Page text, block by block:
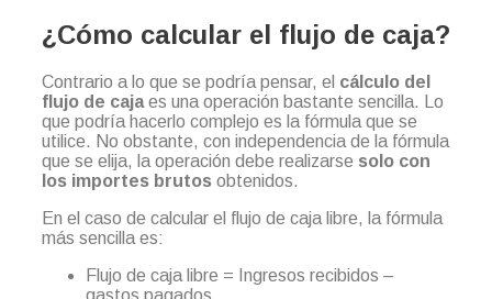
¿Cómo calcular el flujo de caja?
Contrario a lo que se podría pensar, el cálculo del
flujo de cajaes una operación bastante sencilla. Lo
que podría hacerlo complejo es la fórmula que se
utilice. No obstante, con independencia de la fórmula
que se elija, la operación debe realizarse solo con
los importes brutos obtenidos.
En el caso de calcular el flujo de caja libre, la fórmula
más sencilla es:
Flujo de caja libre = Ingresos recibidos –
gastos pagados.